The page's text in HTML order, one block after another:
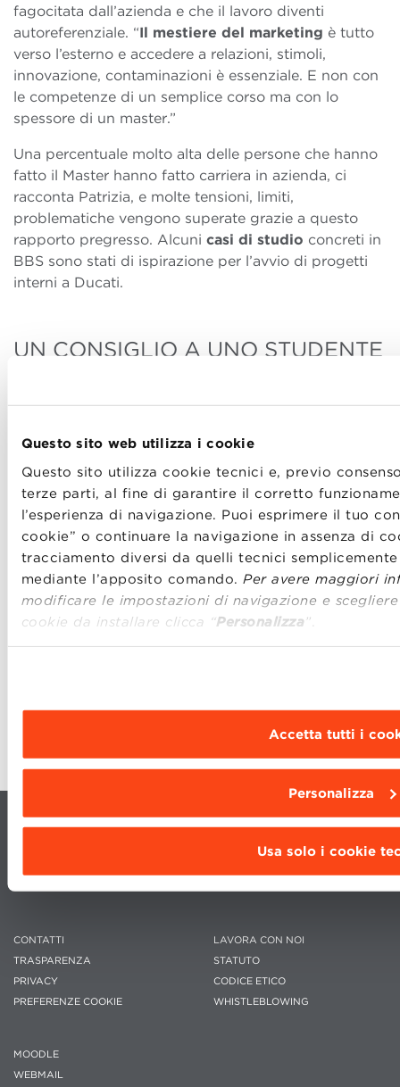
Questo sito web utilizza i cookie
Questo sito utilizza cookie tecnici e, previo
terze parti, al fine di garantire il corretto
l’esperienza di navigazione. Puoi esprimere il tuo
cookie” o continuare la navigazione in assenza di
tracciamento diversi da quelli tecnici
mediante l’apposito comando. Per avere maggiori
modificare le impostazioni di navigazione e
cookie da installare clicca “Personalizza ”
Accetta tutti i
Personalizza
Usa solo i cookie
fagocitata dall’azienda e che il lavoro diventi
autoreferenziale. “Il mestiere del marketing è tutto
verso l’esterno e accedere a relazioni, stimoli,
innovazione, contaminazioni è essenziale. E non con
le competenze di un semplice corso ma con lo
spessore di un master.”
Una percentuale molto alta delle persone che hanno
fatto il Master hanno fatto carriera in azienda, ci
racconta Patrizia, e molte tensioni, limiti,
problematiche vengono superate grazie a questo
rapporto pregresso. Alcuni casi di studio concreti in
BBS sono stati di ispirazione per l’avvio di progetti
interni a Ducati.
UN CONSIGLIO A UNO STUDENTE
eccellenza e fluidità alla familiarità, che alla fine è
ricchezza delle relazioni. Non so se sia una questione
culturale o una scelta strutturale, strategica della
BBS, ma le relazioni dirette abilitano concretezza e
tolgono formalismi che sono anzi pericolosi ostacoli.”
SHARE
CONTATTI
TRASPARENZA
PRIVACY
PREFERENZE COOKIE
LAVORA CON NOI
STATUTO
CODICE ETICO
WHISTLEBLOWING
MOODLE
WEBMAIL